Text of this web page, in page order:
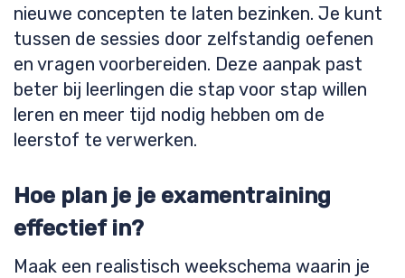
nieuwe concepten te laten bezinken. Je kunt
tussen de sessies door zelfstandig oefenen
en vragen voorbereiden. Deze aanpak past
beter bij leerlingen die stap voor stap willen
leren en meer tijd nodig hebben om de
leerstof te verwerken.
Hoe plan je je examentraining
effectief in?
Maak een realistisch weekschema waarin je